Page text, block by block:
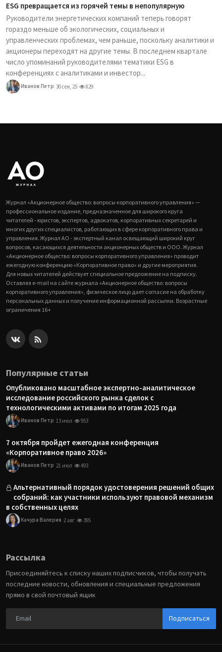
ESG превращается из горячей темы в непопулярную
Руководители энергетических компаний теперь говорят
гораздо меньше об экологических, социальных и
управленческих проблемах, чем раньше, поскольку аналитики и
акционеры переходят на другие темы. В последнем квартале
число упоминаний руководителями тематики ESG в
конференциях с аналитиками и инвестор...
Иванов Петр 30 сен, 25 829
Журнал «Акционерное общество: вопросы корпоративного управления» —
профессиональное издание, предназначенное для широкого круга
читателей - юристов, экспертов, адвокатов, корпоративных секретарей и
многих других специалистов, работающих в сфере корпоративного права и
управления. Журнал АО - экспертный канал освещающий широкий круг
вопросов, касающихся деятельности акционерных обществ и ООО. Журнал
«Акционерное общество: вопросы корпоративного управления» проводит
ежегодную конференцию «Корпоративное право» и другие мероприятия.
Для новых читателей действует специальное предложение на подписку.
Оставляя e-mail на сайте журнала «Акционерное общество: вопросы
корпоративного управления», физическое лицо дает согласие на обработку
персональных данных и получение информационной рассылки. Возрастные
ограничения 16+
Популярные статьи
Опубликовано масштабное экспертно-аналитическое
исследование российского рынка сделок с
технологическими активами по итогам 2025 года
Иванов Петр 13 июл 953
7 октября пройдет ежегодная конференция
«Корпоративное право 2026»
Иванов Петр 21 июл 493
Альтернативный порядок удостоверения решений общих
собраний: как участники используют правовой механизм
в собственных целях
Качура Валерия 2 авг 395
Рассылка
Присоединяйтесь к списку наших подписчиков, чтобы получать
последние новости, обновления и специальные предложения
прямо в свой почтовый ящик
Подписаться